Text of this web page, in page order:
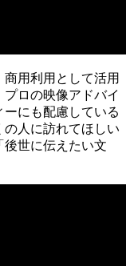
用利用として活用
ロの映像アドバイ
にも配慮している
の人に訪れてほしい
世に伝えたい文